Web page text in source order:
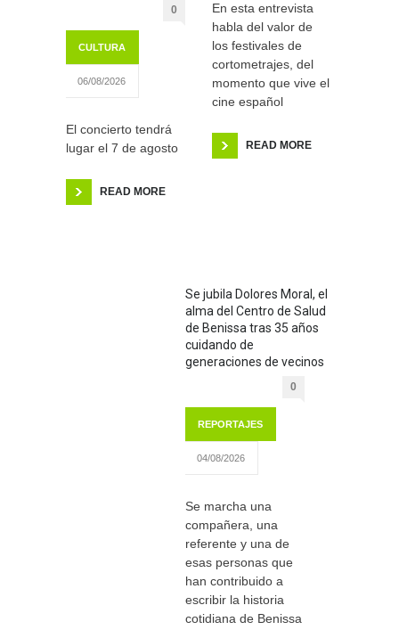
0
CULTURA
06/08/2026
El concierto tendrá
lugar el 7 de agosto
READ MORE
En esta entrevista
habla del valor de
los festivales de
cortometrajes, del
momento que vive el
cine español
READ MORE
Se jubila Dolores Moral, el
alma del Centro de Salud
de Benissa tras 35 años
cuidando de
generaciones de vecinos
0
REPORTAJES
04/08/2026
Se marcha una
compañera, una
referente y una de
esas personas que
han contribuido a
escribir la historia
cotidiana de Benissa